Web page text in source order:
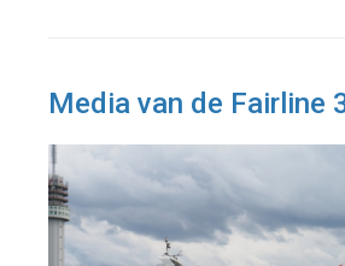
Media van de Fairline